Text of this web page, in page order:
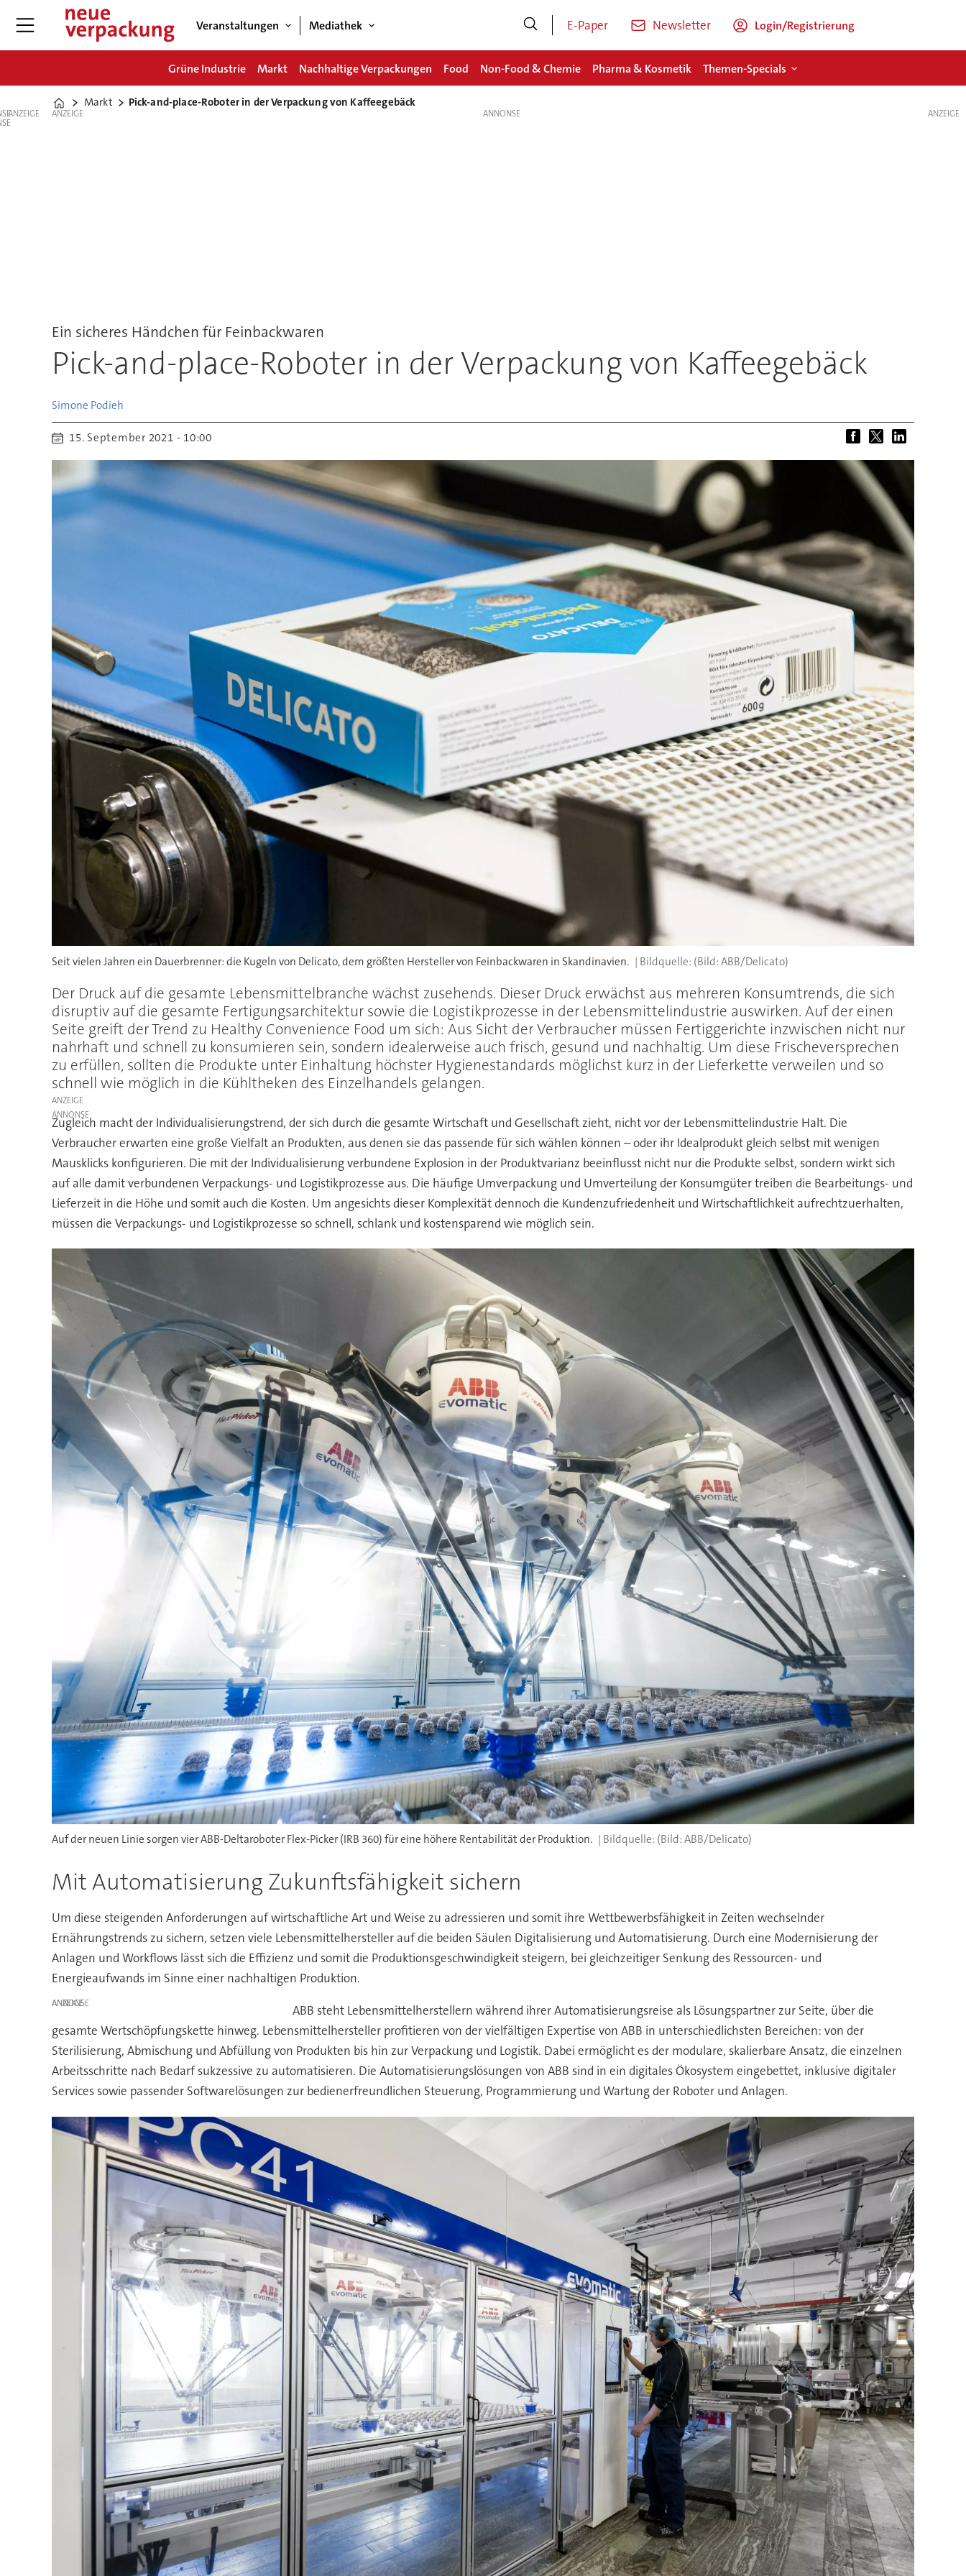
Veranstaltungen Mediathek E-Paper Newsletter Login/Registrierung
Grüne Industrie Markt Nachhaltige Verpackungen Food Non-Food & Chemie Pharma & Kosmetik Themen-Specials
Home
Markt Pick-and-place-Roboter in der Verpackung von Kaffeegebäck
ANZEIGE ANZEIGE
Ein sicheres Händchen für Feinbackwaren
Pick-and-place-Roboter in der Verpackung von Kaffeegebäck
Simone Podieh
15. September 2021 - 10:00
Seit vielen Jahren ein Dauerbrenner: die Kugeln von Delicato, dem größten Hersteller von Feinbackwaren in Skandinavien. (Bild: ABB/Delicato)
Der Druck auf die gesamte Lebensmittelbranche wächst zusehends. Dieser Druck erwächst aus mehreren Konsumtrends, die sich
disruptiv auf die gesamte Fertigungsarchitektur sowie die Logistikprozesse in der Lebensmittelindustrie auswirken. Auf der einen
Seite greift der Trend zu Healthy Convenience Food um sich: Aus Sicht der Verbraucher müssen Fertiggerichte inzwischen nicht nur
nahrhaft und schnell zu konsumieren sein, sondern idealerweise auch frisch, gesund und nachhaltig. Um diese Frischeversprechen
zu erfüllen, sollten die Produkte unter Einhaltung höchster Hygienestandards möglichst kurz in der Lieferkette verweilen und so
schnell wie möglich in die Kühltheken des Einzelhandels gelangen.
ANZEIGE
Zugleich macht der Individualisierungstrend, der sich durch die gesamte Wirtschaft und Gesellschaft zieht, nicht vor der Lebensmittelindustrie Halt. Die
Verbraucher erwarten eine große Vielfalt an Produkten, aus denen sie das passende für sich wählen können – oder ihr Idealprodukt gleich selbst mit wenigen
Mausklicks konfigurieren. Die mit der Individualisierung verbundene Explosion in der Produktvarianz beeinflusst nicht nur die Produkte selbst, sondern wirkt sich
auf alle damit verbundenen Verpackungs- und Logistikprozesse aus. Die häufige Umverpackung und Umverteilung der Konsumgüter treiben die Bearbeitungs- und
Lieferzeit in die Höhe und somit auch die Kosten. Um angesichts dieser Komplexität dennoch die Kundenzufriedenheit und Wirtschaftlichkeit aufrechtzuerhalten,
müssen die Verpackungs- und Logistikprozesse so schnell, schlank und kostensparend wie möglich sein.
Auf der neuen Linie sorgen vier ABB-Deltaroboter Flex-Picker (IRB 360) für eine höhere Rentabilität der Produktion. (Bild: ABB/Delicato)
Mit Automatisierung Zukunftsfähigkeit sichern
Um diese steigenden Anforderungen auf wirtschaftliche Art und Weise zu adressieren und somit ihre Wettbewerbsfähigkeit in Zeiten wechselnder
Ernährungstrends zu sichern, setzen viele Lebensmittelhersteller auf die beiden Säulen Digitalisierung und Automatisierung. Durch eine Modernisierung der
Anlagen und Workflows lässt sich die Effizienz und somit die Produktionsgeschwindigkeit steigern, bei gleichzeitiger Senkung des Ressourcen- und
Energieaufwands im Sinne einer nachhaltigen Produktion.
ANZEIGE
ABB steht Lebensmittelherstellern während ihrer Automatisierungsreise als Lösungspartner zur Seite, über die
gesamte Wertschöpfungskette hinweg. Lebensmittelhersteller profitieren von der vielfältigen Expertise von ABB in unterschiedlichsten Bereichen: von der
Sterilisierung, Abmischung und Abfüllung von Produkten bis hin zur Verpackung und Logistik. Dabei ermöglicht es der modulare, skalierbare Ansatz, die einzelnen
Arbeitsschritte nach Bedarf sukzessive zu automatisieren. Die Automatisierungslösungen von ABB sind in ein digitales Ökosystem eingebettet, inklusive digitaler
Services sowie passender Softwarelösungen zur bedienerfreundlichen Steuerung, Programmierung und Wartung der Roboter und Anlagen.
ANZEIGE